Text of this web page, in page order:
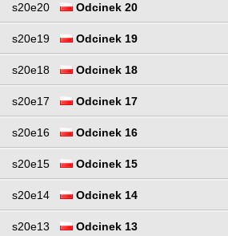
s20e20 Odcinek 20
s20e19 Odcinek 19
s20e18 Odcinek 18
s20e17 Odcinek 17
s20e16 Odcinek 16
s20e15 Odcinek 15
s20e14 Odcinek 14
s20e13 Odcinek 13